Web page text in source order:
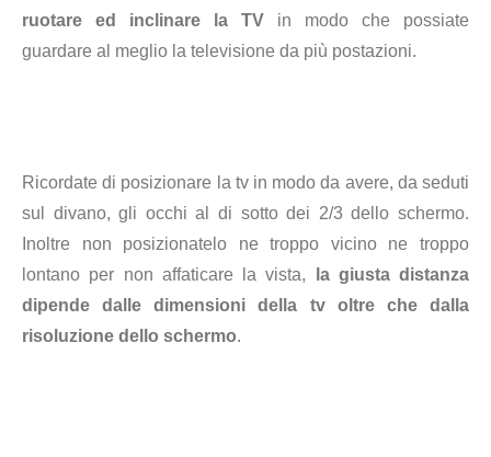
ruotare ed inclinare la TV in modo che possiate
guardare al meglio la televisione da più postazioni.
Ricordate di posizionare la tv in modo da avere, da seduti
sul divano, gli occhial di sotto dei 2/3 dello schermo.
Inoltre non posizionatelo ne troppo vicino ne troppo
lontano per non affaticare la vista,
la giusta distanza
dipende dalle dimensioni della tv oltre che dalla
risoluzione dello schermo.